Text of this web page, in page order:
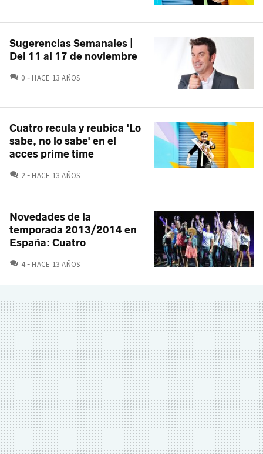
Sugerencias Semanales |
Del 11 al 17 de noviembre
0 COMENTARIOS
HACE 13 AÑOS
Cuatro recula y reubica 'Lo
sabe, no lo sabe' en el
acces prime time
2 COMENTARIOS
HACE 13 AÑOS
Novedades de la
temporada 2013/2014 en
España: Cuatro
4 COMENTARIOS
HACE 13 AÑOS